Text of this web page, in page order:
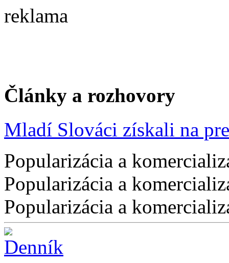
reklama
Články a rozhovory
Mladí Slováci získali na
Popularizácia a
Popularizácia a
Popularizácia a